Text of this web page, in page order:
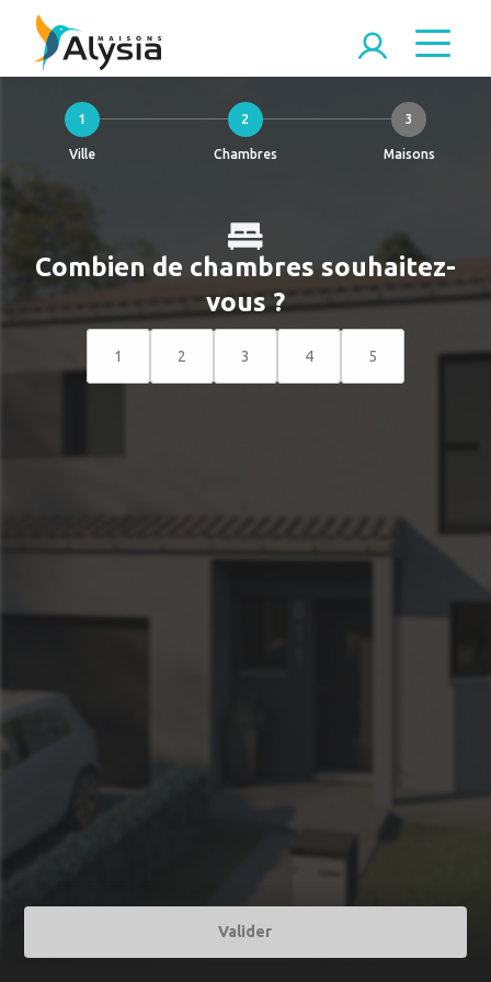
1
Ville
2
Chambres
3
Maisons
Combien de chambres souhaitez-
vous ?
1 2 3 4 5
Valider